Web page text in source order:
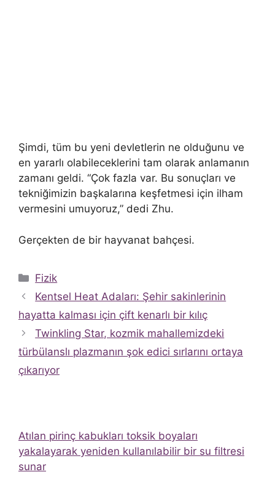
Şimdi, tüm bu yeni devletlerin ne olduğunu ve
en yararlı olabileceklerini tam olarak anlamanın
zamanı geldi. “Çok fazla var. Bu sonuçları ve
tekniğimizin başkalarına keşfetmesi için ilham
vermesini umuyoruz,” dedi Zhu.
Gerçekten de bir hayvanat bahçesi.
Kategoriler
Fizik
Kentsel Heat Adaları: Şehir sakinlerinin
hayatta kalması için çift kenarlı bir kılıç
Twinkling Star, kozmik mahallemizdeki
türbülanslı plazmanın şok edici sırlarını ortaya
çıkarıyor
Atılan pirinç kabukları toksik boyaları
yakalayarak yeniden kullanılabilir bir su filtresi
sunar